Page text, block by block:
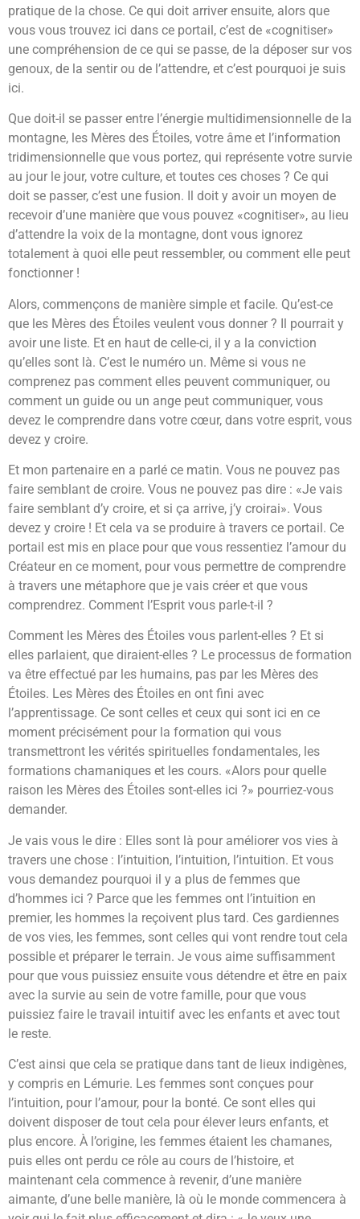
pratique de la chose. Ce qui doit arriver ensuite, alors que
vous vous trouvez ici dans ce portail, c’est de «cognitiser»
une compréhension de ce qui se passe, de la déposer sur vos
genoux, de la sentir ou de l’attendre, et c’est pourquoi je suis
ici.
Que doit-il se passer entre l’énergie multidimensionnelle de la
montagne, les Mères des Étoiles, votre âme et l’information
tridimensionnelle que vous portez, qui représente votre survie
au jour le jour, votre culture, et toutes ces choses ? Ce qui
doit se passer, c’est une fusion. Il doit y avoir un moyen de
recevoir d’une manière que vous pouvez «cognitiser», au lieu
d’attendre la voix de la montagne, dont vous ignorez
totalement à quoi elle peut ressembler, ou comment elle peut
fonctionner !
Alors, commençons de manière simple et facile. Qu’est-ce
que les Mères des Étoiles veulent vous donner ? Il pourrait y
avoir une liste. Et en haut de celle-ci, il y a la conviction
qu’elles sont là. C’est le numéro un. Même si vous ne
comprenez pas comment elles peuvent communiquer, ou
comment un guide ou un ange peut communiquer, vous
devez le comprendre dans votre cœur, dans votre esprit, vous
devez y croire.
Et mon partenaire en a parlé ce matin. Vous ne pouvez pas
faire semblant de croire. Vous ne pouvez pas dire : «Je vais
faire semblant d’y croire, et si ça arrive, j’y croirai». Vous
devez y croire ! Et cela va se produire à travers ce portail. Ce
portail est mis en place pour que vous ressentiez l’amour du
Créateur en ce moment, pour vous permettre de comprendre
à travers une métaphore que je vais créer et que vous
comprendrez. Comment l’Esprit vous parle-t-il ?
Comment les Mères des Étoiles vous parlent-elles ? Et si
elles parlaient, que diraient-elles ? Le processus de formation
va être effectué par les humains, pas par les Mères des
Étoiles. Les Mères des Étoiles en ont fini avec
l’apprentissage. Ce sont celles et ceux qui sont ici en ce
moment précisément pour la formation qui vous
transmettront les vérités spirituelles fondamentales, les
formations chamaniques et les cours. «Alors pour quelle
raison les Mères des Étoiles sont-elles ici ?» pourriez-vous
demander.
Je vais vous le dire : Elles sont là pour améliorer vos vies à
travers une chose : l’intuition, l’intuition, l’intuition. Et vous
vous demandez pourquoi il y a plus de femmes que
d’hommes ici ? Parce que les femmes ont l’intuition en
premier, les hommes la reçoivent plus tard. Ces gardiennes
de vos vies, les femmes, sont celles qui vont rendre tout cela
possible et préparer le terrain. Je vous aime suffisamment
pour que vous puissiez ensuite vous détendre et être en paix
avec la survie au sein de votre famille, pour que vous
puissiez faire le travail intuitif avec les enfants et avec tout
le reste.
C’est ainsi que cela se pratique dans tant de lieux indigènes,
y compris en Lémurie. Les femmes sont conçues pour
l’intuition, pour l’amour, pour la bonté. Ce sont elles qui
doivent disposer de tout cela pour élever leurs enfants, et
plus encore. À l’origine, les femmes étaient les chamanes,
puis elles ont perdu ce rôle au cours de l’histoire, et
maintenant cela commence à revenir, d’une manière
aimante, d’une belle manière, là où le monde commencera à